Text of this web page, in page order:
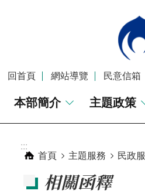
回首頁 網站導覽 民意信箱
本部簡介 主題政策
:::
首頁
主題服務 民政
相關函釋